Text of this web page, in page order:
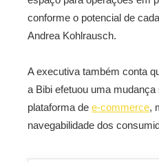
conforme o potencial de
Andrea Kohlrausch.
A executiva também conta
a Bibi efetuou uma
plataforma de e-commerce,
navegabilidade dos